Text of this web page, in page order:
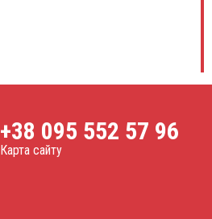
+38 095 552 57 96
Карта сайту